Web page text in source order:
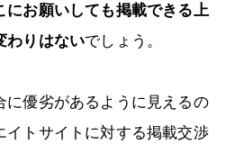
にお願いしても掲載できる上
わりはないでしょう。
に優劣があるように見えるの
イトサイトに対する掲載交渉